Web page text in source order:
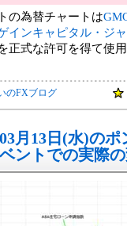
の為替チャートは
インキャピタル・ジ
正式な許可を得て使
のFXブログ
03月13日(水)の
ベントでの実際